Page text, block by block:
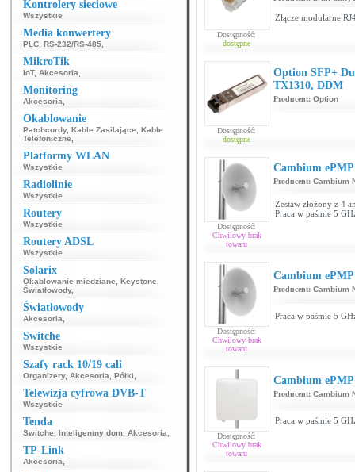
Kontrolery sieciowe
Wszystkie
Media konwertery
PLC RS-232/RS-485
MikroTik
IoT, Akcesoria
Monitoring
Akcesoria
Okablowanie
Patchcordy, Kable Zasilające
Kable
Telefoniczne
Platformy WLAN
Wszystkie
Radiolinie
Wszystkie
Routery
Wszystkie
Routery ADSL
Wszystkie
Solarix
Okablowanie miedziane Keystone
Światłowody,
Światłowody
Akcesoria
Switche
Wszystkie
Szafy rack 10/19 cali
Organizery, Akcesoria Półki
Telewizja cyfrowa DVB-T
Wszystkie
Tenda
Switche Inteligentny dom Akcesoria
TP-Link
Akcesoria
Dostępność:
dostępne
Złącze modularne
Dostępność:
dostępne
Option SFP+
TX1310, DDM
Producent: Option
Dostępność:
Chwilowy brak
towaru
Cambium
Producent: Cambium
Zestaw złożony z 4
Praca w paśmie 5
Dostępność:
Chwilowy brak
towaru
Cambium ePMP
Producent: Cambium
Praca w paśmie 5
Dostępność:
Chwilowy brak
towaru
Cambium ePMP
Producent: Cambium
Praca w paśmie 5